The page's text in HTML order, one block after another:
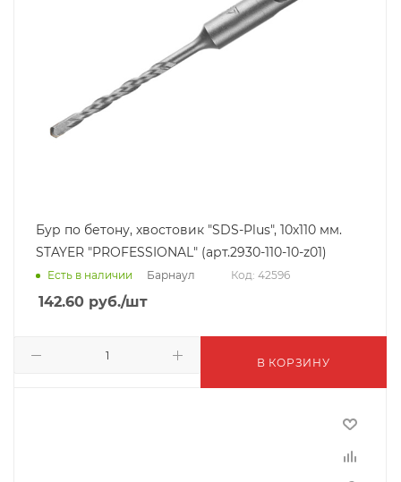
Бур по бетону, хвостовик "SDS-Plus", 10х110 мм.
STAYER "PROFESSIONAL" (арт.2930-110-10-z01)
Есть в наличии Барнаул Код: 42596
142.60 руб./шт
В КОРЗИНУ